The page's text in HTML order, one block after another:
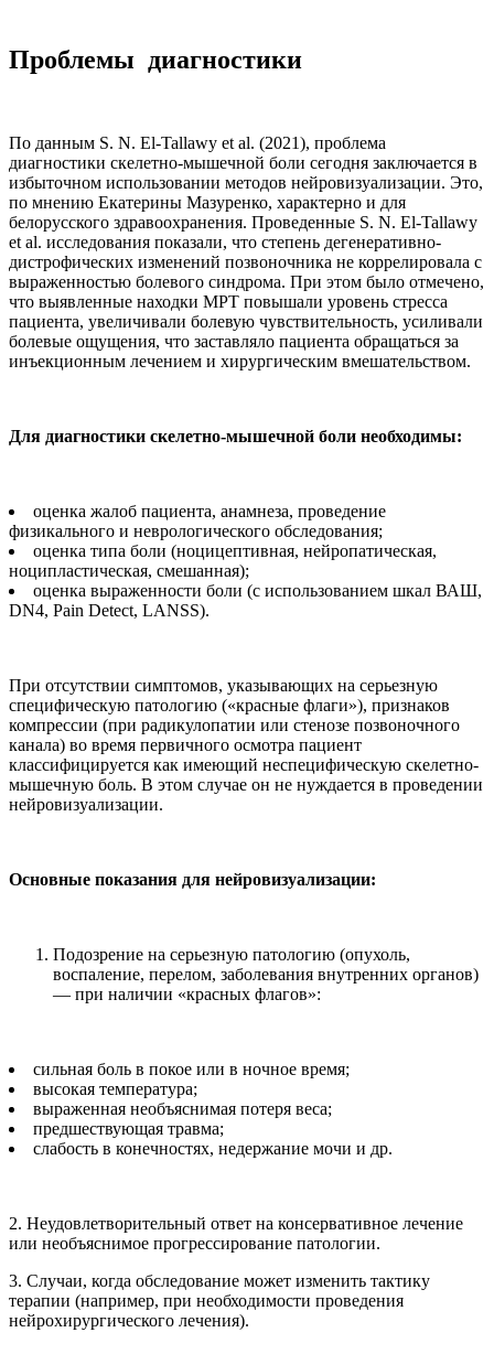
Проблемы диагностики
По данным S. N. El-Tallawy et al. (2021), проблема
диагностики скелетно-мышечной боли сегодня заключается в
избыточном использовании методов нейровизуализации. Это,
по мнению Екатерины Мазуренко, характерно и для
белорусского здравоохранения. Проведенные S. N. El-Tallawy
et al. исследования показали, что степень дегенеративно-
дистрофических изменений позвоночника не коррелировала с
выраженностью болевого синдрома. При этом было отмечено,
что выявленные находки МРТ повышали уровень стресса
пациента, увеличивали болевую чувствительность, усиливали
болевые ощущения, что заставляло пациента обращаться за
инъекционным лечением и хирургическим вмешательством.
Для диагностики скелетно-мышечной боли необходимы:
оценка жалоб пациента, анамнеза, проведение
физикального и неврологического обследования;
оценка типа боли (ноцицептивная, нейропатическая,
ноципластическая, смешанная);
оценка выраженности боли (с использованием шкал ВАШ,
DN4, Pain Detect, LANSS).
При отсутствии симптомов, указывающих на серьезную
специфическую патологию («красные флаги»), признаков
компрессии (при радикулопатии или стенозе позвоночного
канала) во время первичного осмотра пациент
классифицируется как имеющий неспецифическую скелетно-
мышечную боль. В этом случае он не нуждается в проведении
нейровизуализации.
Основные показания для нейровизуализации:
Подозрение на серьезную патологию (опухоль,
воспаление, перелом, заболевания внутренних органов)
— при наличии «красных флагов»:
сильная боль в покое или в ночное время;
высокая температура;
выраженная необъяснимая потеря веса;
предшествующая травма;
слабость в конечностях, недержание мочи и др.
2. Неудовлетворительный ответ на консервативное лечение
или необъяснимое прогрессирование патологии.
3. Случаи, когда обследование может изменить тактику
терапии (например, при необходимости проведения
нейрохирургического лечения).